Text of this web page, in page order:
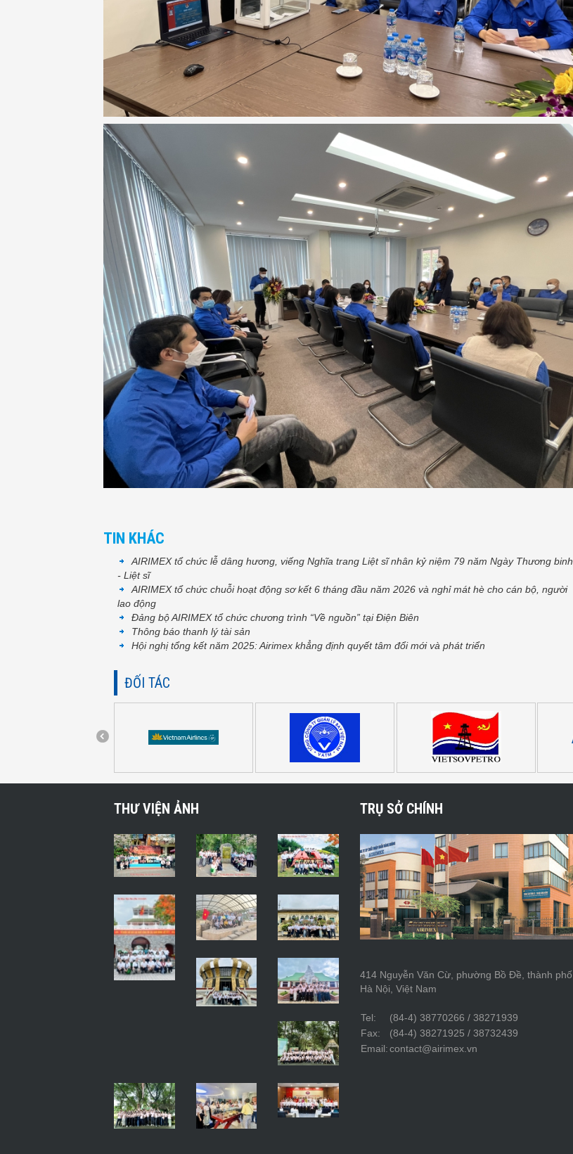
TIN KHÁC
AIRIMEX tổ chức lễ dâng hương, viếng Nghĩa trang Liệt sĩ nhân kỷ niệm 79 năm Ngày Thương binh
- Liệt sĩ
AIRIMEX tổ chức chuỗi hoạt động sơ kết 6 tháng đầu năm 2026 và nghỉ mát hè cho cán bộ, người
lao động
Đảng bộ AIRIMEX tổ chức chương trình “Về nguồn” tại Điện Biên
Thông báo thanh lý tài sản
Hội nghị tổng kết năm 2025: Airimex khẳng định quyết tâm đổi mới và phát triển
ĐỐI TÁC
THƯ VIỆN ẢNH TRỤ SỞ CHÍNH
414 Nguyễn Văn Cừ, phường Bồ Đề, thành phố
Hà Nội, Việt Nam
Tel:
(84-4) 38770266 / 38271939
Fax:
(84-4) 38271925 / 38732439
Email:contact@airimex.vn